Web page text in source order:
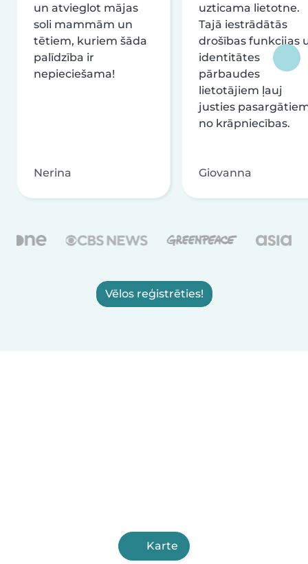
un atvieglot mājas
soli mammām un
tētiem, kuriem šāda
palīdzība ir
nepieciešama!
Nerina
uzticama lietotne.
Tajā iestrādātās
drošības funkcijas
identitātes
pārbaudes
lietotājiem ļauj
justies
no krāpniecības.
Giovanna
Vēlos reģistrēties!
Karte